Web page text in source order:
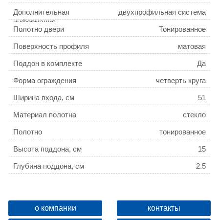
угол
Дополнительная
информация
двухпрофильная система
крепления к стене
Полотно двери
Тонированное
Поверхность профиля матовая
Поддон в комплекте Да
Форма ограждения четверть круга
Ширина входа, см 51
Материал полотна стекло
Полотно тонированное
Высота поддона, см 15
Глубина поддона, см 2.5
Для сифона диаметром, см 5
Стиль современный
о компании контакты